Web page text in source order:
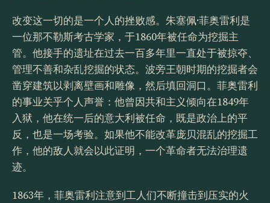
改变这一切的是一个人的挫败感。朱塞佩·菲奥雷利是
一位那不勒斯考古学家，于1860年被任命为挖掘主
管。他接手的遗址在过去一百多年里一直处于被掠夺、
管理不善和杂乱挖掘的状态。波旁王朝时期的挖掘者会
凿穿建筑以剥离壁画和雕像，然后填回洞口。菲奥雷利
的事业关乎个人声誉：他曾因共和主义倾向在1849年
入狱，他在统一后的意大利被任命，既是政治上的平
反，也是一场考验。如果他不能改革庞贝混乱的挖掘工
作，他的敌人就会以此证明，一个革命者无法治理遗
迹。
1863年，菲奥雷利注意到工人们不断撞击到压实的火